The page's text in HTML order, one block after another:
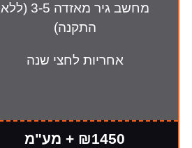
מחשב גיר מאזדה 3-5 (ללא
התקנה)
אחריות לחצי שנה
₪1450 + מע"מ